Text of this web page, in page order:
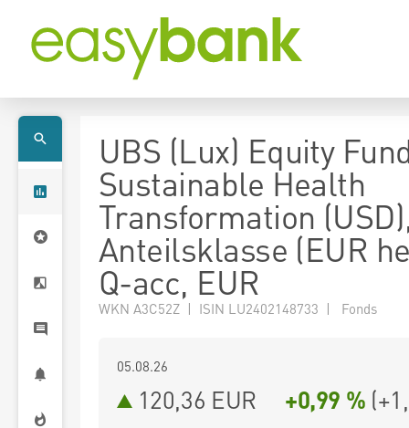
UBS (Lux) Equity
Sustainable Health
Transformation
Anteilsklasse (EUR
Q-acc, EUR
WKN A3C52Z | ISIN LU2402148733 | Fonds
05.08.26
120,36 EUR +0,99 % (